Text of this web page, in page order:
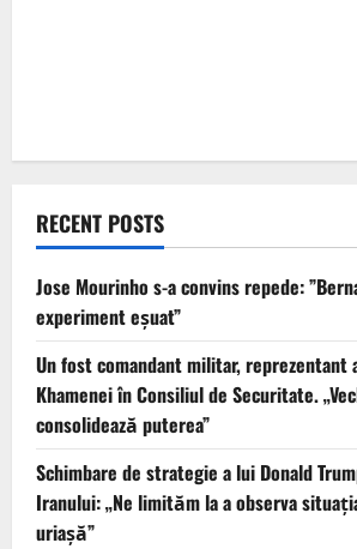
RECENT POSTS
Jose Mourinho s-a convins repede:
experiment eșuat”
Un fost comandant militar, reprezentant
Khamenei în Consiliul de Securitate.
consolidează puterea”
Schimbare de strategie a lui Donald
Iranului: „Ne limităm la a observa
uriașă”